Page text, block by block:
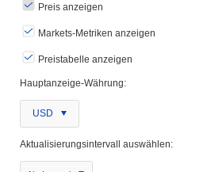
Preis anzeigen
Markets-Metriken anzeigen
Preistabelle anzeigen
Hauptanzeige-Währung:
USD
Aktualisierungsintervall auswählen: